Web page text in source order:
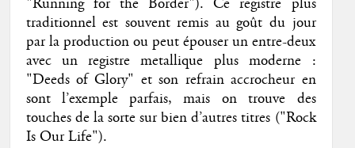
"Running for the Border"). Ce registre plus
traditionnel est souvent remis au goût du jour
par la production ou peut épouser un entre-deux
avec un registre metallique plus moderne :
"Deeds of Glory" et son refrain accrocheur en
sont l’exemple parfais, mais on trouve des
touches de la sorte sur bien d’autres titres ("Rock
Is Our Life").